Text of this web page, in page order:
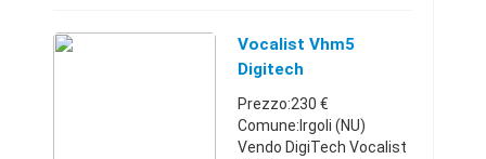
euro 200 Se prese tutte
insieme euro 350 Non
Vocalist Vhm5
Digitech
Prezzo:230 €
Comune:Irgoli (NU)
Vendo DigiTech Vocalist